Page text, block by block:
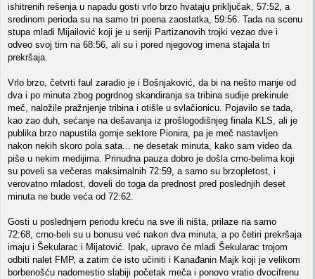
ishitrenih rešenja u napadu gosti vrlo brzo hvataju priključak, 57:52, a
sredinom perioda su na samo tri poena zaostatka, 59:56. Tada na scenu
stupa mladi Mijailović koji je u seriji Partizanovih trojki vezao dve i
odveo svoj tim na 68:56, ali su i pored njegovog imena stajala tri
prekršaja.
Vrlo brzo, četvrti faul zaradio je i Bošnjaković, da bi na nešto manje od
dva i po minuta zbog pogrdnog skandiranja sa tribina sudije prekinule
meč, naložile pražnjenje tribina i otišle u svlačionicu. Pojavilo se tada,
kao zao duh, sećanje na dešavanja iz prošlogodišnjeg finala KLS, ali je
publika brzo napustila gornje sektore Pionira, pa je meč nastavljen
nakon nekih skoro pola sata... ne desetak minuta, kako sam video da
piše u nekim medijima. Prinudna pauza dobro je došla crno-belima koji
su poveli sa večeras maksimalnih 72:59, a samo su brzopletost, i
verovatno mladost, doveli do toga da prednost pred poslednjih deset
minuta ne bude veća od 72:62.
Gosti u poslednjem periodu kreću na sve ili ništa, prilaze na samo
72:68, crno-beli su u bonusu već nakon dva minuta, a po četiri prekršaja
imaju i Šekularac i Mijatović. Ipak, upravo će mladi Šekularac trojom
odbiti nalet FMP, a zatim će isto učiniti i Kanađanin Majk koji je velikom
borbenošću nadomestio slabiji početak meča i ponovo vratio dvocifrenu